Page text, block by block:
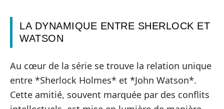
LA DYNAMIQUE ENTRE SHERLOCK ET
WATSON
Au cœur de la série se trouve la relation unique
entre *Sherlock Holmes* et *John Watson*.
Cette amitié, souvent marquée par des conflits